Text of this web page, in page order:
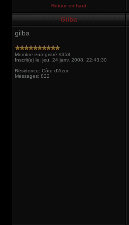
Retour en haut
Gilba
gilba
Membre enregistré #358
Inscrit(e) le: jeu. 24 janv. 2008, 22:43:30
Résidence: Côte d'Azur
Messages: 822